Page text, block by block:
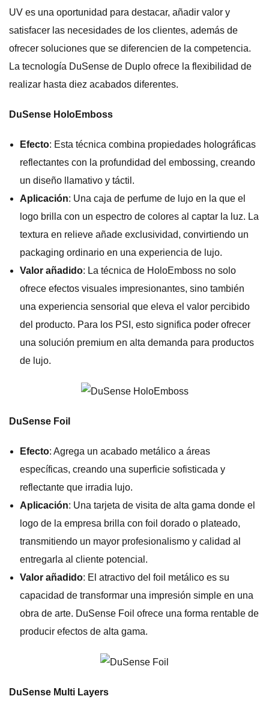
UV es una oportunidad para destacar, añadir valor y
satisfacer las necesidades de los clientes, además de
ofrecer soluciones que se diferencien de la competencia.
La tecnología DuSense de Duplo ofrece la flexibilidad de
realizar hasta diez acabados diferentes.
DuSense HoloEmboss
Efecto: Esta técnica combina propiedades holográficas
reflectantes con la profundidad del embossing, creando
un diseño llamativo y táctil.
Aplicación: Una caja de perfume de lujo en la que el
logo brilla con un espectro de colores al captar la luz. La
textura en relieve añade exclusividad, convirtiendo un
packaging ordinario en una experiencia de lujo.
Valor añadido: La técnica de HoloEmboss no solo
ofrece efectos visuales impresionantes, sino también
una experiencia sensorial que eleva el valor percibido
del producto. Para los PSI, esto significa poder ofrecer
una solución premium en alta demanda para productos
de lujo.
DuSense Foil
Efecto: Agrega un acabado metálico a áreas
específicas, creando una superficie sofisticada y
reflectante que irradia lujo.
Aplicación: Una tarjeta de visita de alta gama donde el
logo de la empresa brilla con foil dorado o plateado,
transmitiendo un mayor profesionalismo y calidad al
entregarla al cliente potencial.
Valor añadido: El atractivo del foil metálico es su
capacidad de transformar una impresión simple en una
obra de arte. DuSense Foil ofrece una forma rentable de
producir efectos de alta gama.
DuSense Multi Layers